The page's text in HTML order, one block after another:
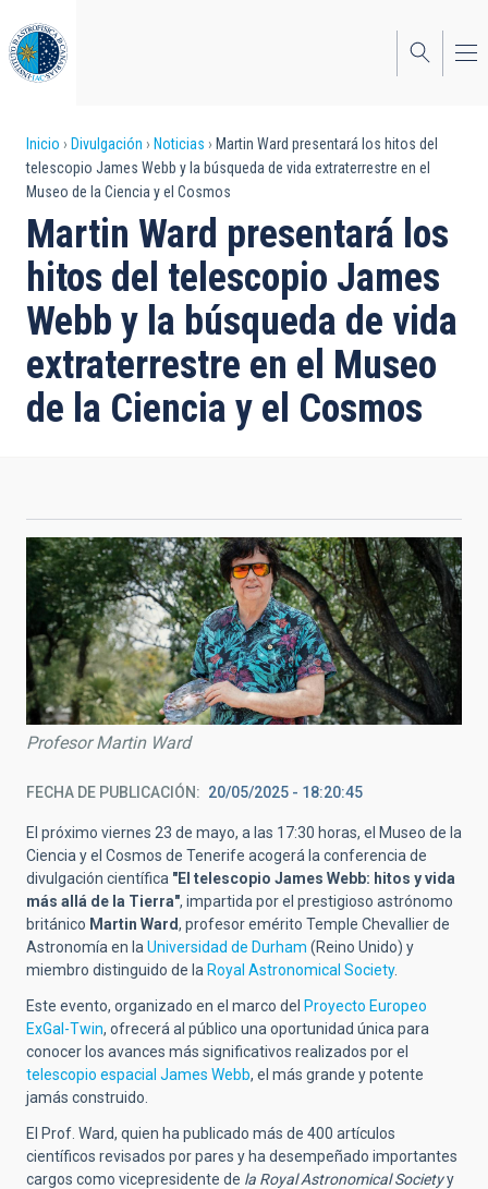
al
contenido
principal
Sobrescribir
enlaces
de
ayuda
a
la
navegación
Inicio Divulgación Noticias
Martin Ward presentará los hitos del
telescopio James Webb y la búsqueda de vida extraterrestre en el
Museo de la Ciencia y el Cosmos
Martin Ward presentará los
hitos del telescopio James
Webb y la búsqueda de vida
extraterrestre en el Museo
de la Ciencia y el Cosmos
Profesor Martin Ward
FECHA DE PUBLICACIÓN 20/05/2025 - 18:20:45
El próximo viernes 23 de mayo, a las 17:30 horas, el Museo de la
Ciencia y el Cosmos de Tenerife acogerá la conferencia de
divulgación científica "El telescopio James Webb: hitos y vida
más allá de la Tierra", impartida por el prestigioso astrónomo
británico Martin Ward, profesor emérito Temple Chevallier de
Astronomía en la Universidad de Durham (Reino Unido) y
miembro distinguido de la Royal Astronomical Society.
Este evento, organizado en el marco del Proyecto Europeo
ExGal-Twin, ofrecerá al público una oportunidad única para
conocer los avances más significativos realizados por el
telescopio espacial James Webb, el más grande y potente
jamás construido.
El Prof. Ward, quien ha publicado más de 400 artículos
científicos revisados por pares y ha desempeñado importantes
cargos como vicepresidente de la Royal Astronomical Societyy